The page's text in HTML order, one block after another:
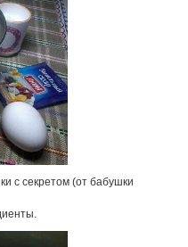
с секретом (от бабушки